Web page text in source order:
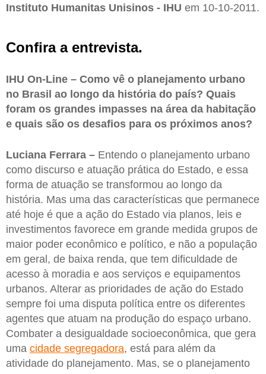
Instituto Humanitas Unisinos - IHU em 10-10-2011.
Confira a entrevista.
IHU On-Line – Como vê o planejamento urbano
no Brasil ao longo da história do país? Quais
foram os grandes impasses na área da habitação
e quais são os desafios para os próximos anos?
Luciana Ferrara – Entendo o planejamento urbano
como discurso e atuação prática do Estado, e essa
forma de atuação se transformou ao longo da
história. Mas uma das características que permanece
até hoje é que a ação do Estado via planos, leis e
investimentos favorece em grande medida grupos de
maior poder econômico e político, e não a população
em geral, de baixa renda, que tem dificuldade de
acesso à moradia e aos serviços e equipamentos
urbanos. Alterar as prioridades de ação do Estado
sempre foi uma disputa política entre os diferentes
agentes que atuam na produção do espaço urbano.
Combater a desigualdade socioeconômica, que gera
uma cidade segregadora, está para além da
atividade do planejamento. Mas, se o planejamento